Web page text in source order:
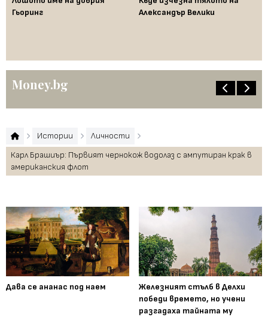
Гьоринг
Александър Велики
Money.bg
Истории
Личности
Карл Брашиър: Първият чернокож водолаз с ампутиран крак в
американския флот
Дава се ананас под наем
Железният стълб в Делхи
победи времето, но учени
разгадаха тайната му